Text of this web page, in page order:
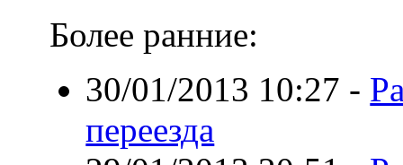
Более ранние:
30/01/2013 10:27 -
переезда